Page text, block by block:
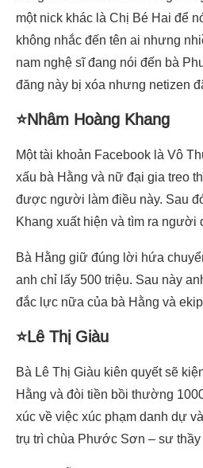
một nick khác là Chị Bé Hai để
không nhắc đến tên ai nhưng
nam nghệ sĩ đang nói đến bà
đăng này bị xóa nhưng netizen
⭐Nhâm Hoàng Khang
Một tài khoản Facebook là Vô
xấu bà Hằng và nữ đại gia treo
được người làm điều này. Sau
Khang xuất hiện và tìm ra người
Bà Hằng giữ đúng lời hứa
anh chỉ lấy 500 triệu. Sau này
đắc lực nữa của bà Hằng và
⭐Lê Thị Giàu
Bà Lê Thị Giàu kiên quyết sẽ
Hằng và đòi tiền bồi thường
xúc về việc xúc phạm danh dự
trụ trì chùa Phước Sơn – sư